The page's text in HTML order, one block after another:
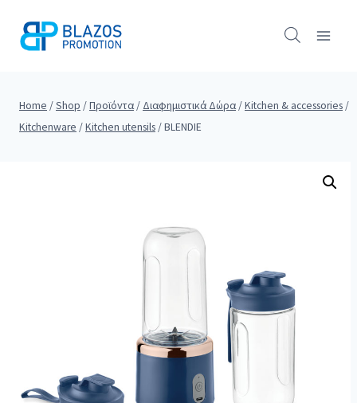
Home /Shop /Προϊόντα / Διαφημιστικά Δώρα /Kitchen & accessories /
Kitchenware /Kitchen utensils /BLENDIE